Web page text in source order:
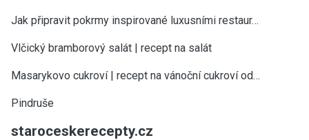
Jak připravit pokrmy inspirované luxusními restaur…
Vlčický bramborový salát | recept na salát
Masarykovo cukroví | recept na vánoční cukroví od…
Pindruše
staroceskerecepty.cz